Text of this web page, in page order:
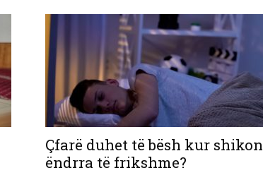
përgjigje
Çfarë duhet të bësh kur shikon
ëndrra të frikshme?